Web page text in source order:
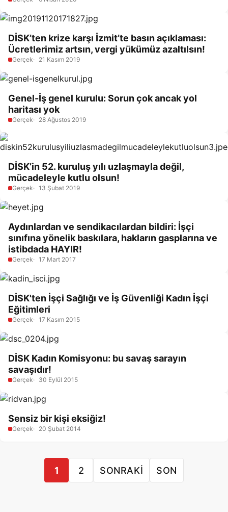
DİSK’ten krize karşı İzmit’te basın açıklaması:
Ücretlerimiz artsın, vergi yükümüz azaltılsın!
Gerçek 21 Kasım 2019
Genel-İş genel kurulu: Sorun çok ancak yol
haritası yok
Gerçek 28 Ağustos 2019
DİSK’in 52. kuruluş yılı uzlaşmayla değil,
mücadeleyle kutlu olsun!
Gerçek 13 Şubat 2019
Aydınlardan ve sendikacılardan bildiri: İşçi
sınıfına yönelik baskılara, hakların gasplarına ve
istibdada HAYIR!
Gerçek 17 Mart 2017
DİSK'ten İşçi Sağlığı ve İş Güvenliği Kadın İşçi
Eğitimleri
Gerçek 17 Kasım 2015
DİSK Kadın Komisyonu: bu savaş sarayın
savaşıdır!
Gerçek 30 Eylül 2015
Sensiz bir kişi eksiğiz!
Gerçek 20 Şubat 2014
1 2 SONRAKI SON